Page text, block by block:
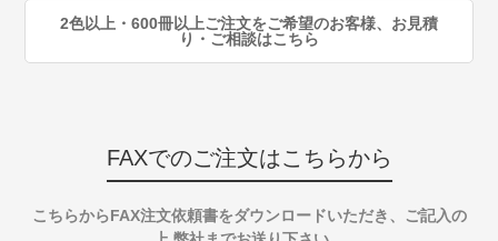
2色以上・600冊以上ご注文をご希望のお客様、お見積
り・ご相談はこちら
FAXでのご注文はこちらから
こちらからFAX注文依頼書をダウンロードいただき、ご記入の